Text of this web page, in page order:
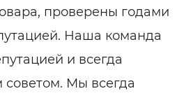
проверены годами
Наша команда
и всегда
Мы всегда